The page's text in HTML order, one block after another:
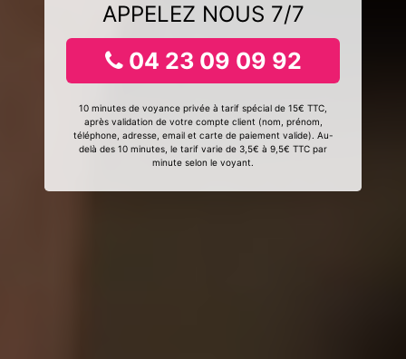
APPELEZ NOUS 7/7
04 23 09 09 92
10 minutes de voyance privée à tarif spécial de 15€ TTC,
après validation de votre compte client (nom, prénom,
téléphone, adresse, email et carte de paiement valide). Au-
delà des 10 minutes, le tarif varie de 3,5€ à 9,5€ TTC par
minute selon le voyant.